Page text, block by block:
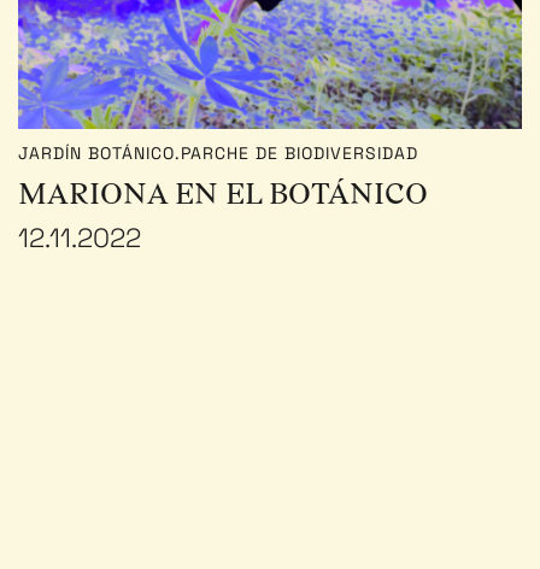
JARDÍN BOTÁNICO.PARCHE DE BIODIVERSIDAD
MARIONA EN EL BOTÁNICO
12.11.2022